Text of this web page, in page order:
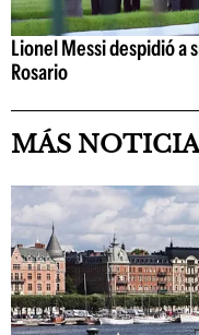
Lionel Messi despidió a
Rosario
MÁS